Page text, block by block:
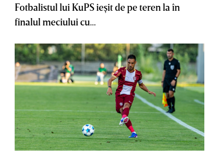
Fotbalistul lui KuPS ieşit de pe teren la în
finalul meciului cu...